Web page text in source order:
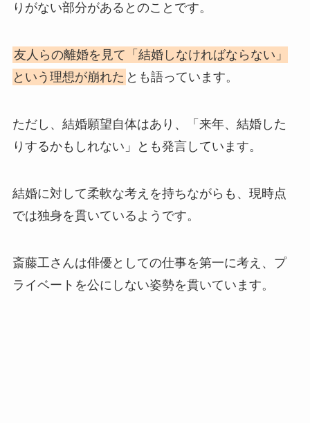
りがない部分があるとのことです。
友人らの離婚を見て「結婚しなければならない」
という理想が崩れた とも語っています。
ただし、結婚願望自体はあり、「来年、結婚した
りするかもしれない」とも発言しています。
結婚に対して柔軟な考えを持ちながらも、現時点
では独身を貫いているようです。
斎藤工さんは俳優としての仕事を第一に考え、プ
ライベートを公にしない姿勢を貫いています。